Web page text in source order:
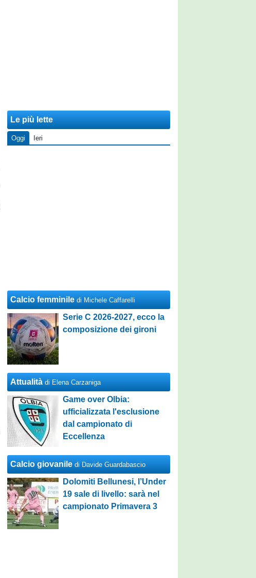
Le più lette
Oggi Ieri
Calcio femminile di Michele Caffarelli
Serie C 2026-2027, ecco la
composizione dei gironi
Attualità di Elena Carzaniga
Game over Olbia:
ufficializzata l'esclusione
dal campionato di
Eccellenza
Calcio giovanile di Davide Guardabascio
Dolomiti Bellunesi, l’Under
19 sale di livello: sarà nel
campionato Primavera 3